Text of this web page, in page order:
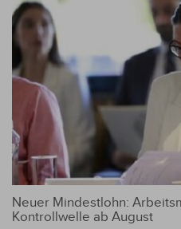
Neuer Mindestlohn:
Kontrollwelle ab August